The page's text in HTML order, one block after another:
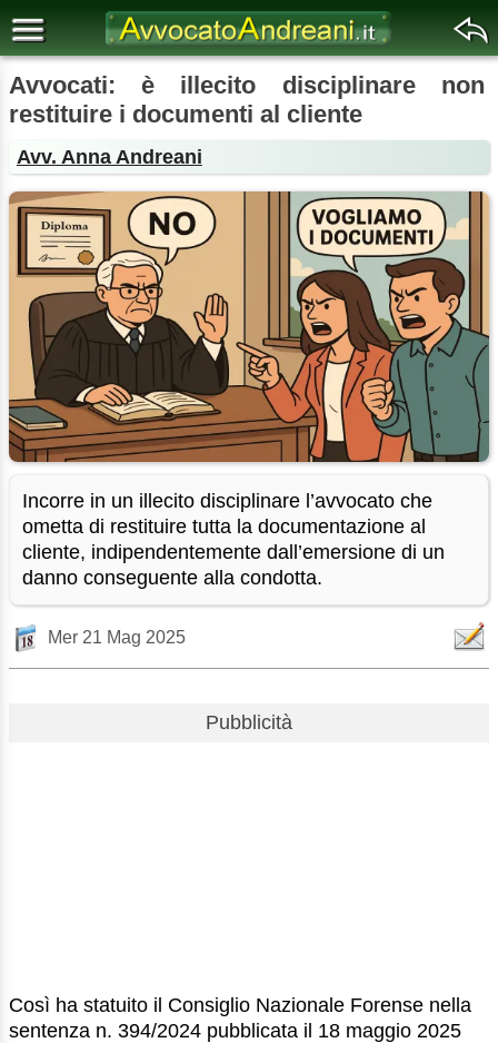
Avvocati: è illecito disciplinare non
restituire i documenti al cliente
Avv. Anna Andreani
Incorre in un illecito disciplinare l’avvocato che
ometta di restituire tutta la documentazione al
cliente, indipendentemente dall’emersione di un
danno conseguente alla condotta.
Mer 21 Mag 2025
Pubblicità
Così ha statuito il Consiglio Nazionale Forense nella
sentenza n. 394/2024 pubblicata il 18 maggio 2025